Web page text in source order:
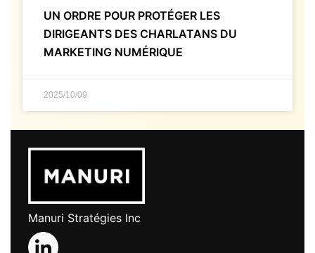
UN ORDRE POUR PROTÉGER LES
DIRIGEANTS DES CHARLATANS DU
MARKETING NUMÉRIQUE
2025/10/09
Manuri Stratégies Inc